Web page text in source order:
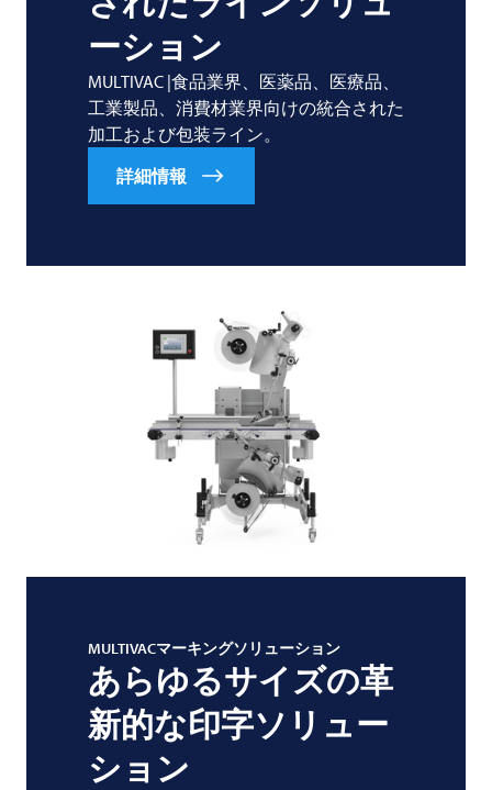
ーション
MULTIVAC |食品業界、医薬品、医療品、
工業製品、消費材業界向けの統合された
加工および包装ライン。
詳細情報
MULTIVACマーキングソリューション
あらゆるサイズの革
新的な印字ソリュー
ション